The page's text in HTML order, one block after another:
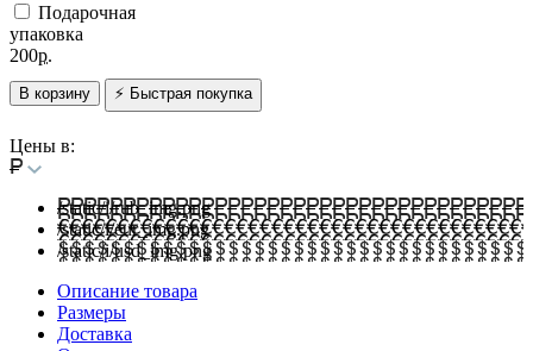
Подарочная
упаковка
200р.
В корзину ⚡ Быстрая покупка
Цены в:
/static/i/rub_img.png
/static/i/eur_img.png
/static/i/usd_img.png
Описание товара
Размеры
Доставка